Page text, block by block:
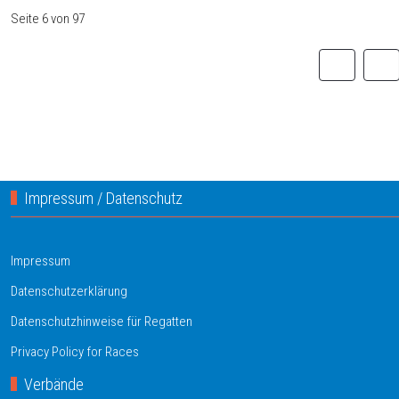
Seite 6 von 97
Impressum / Datenschutz
Impressum
Datenschutzerklärung
Datenschutzhinweise für Regatten
Privacy Policy for Races
Verbände